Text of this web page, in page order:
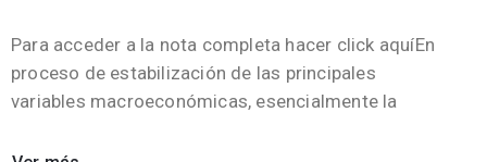
Para acceder a la nota completa hacer click aquíEn
proceso de estabilización de las principales
variables macroeconómicas, esencialmente la